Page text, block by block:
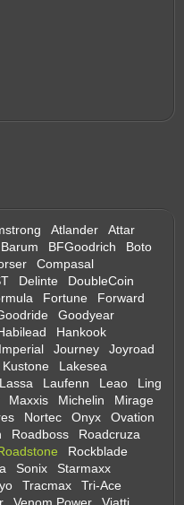
Atlander
Attar
Barum BFGoodrich
Boto
Compasal
Delinte
DoubleCoin
Fortune
Forward
Goodyear
Hankook
Imperial Journey
Joyroad
Kustone
Lakesea
Lassa Laufenn Leao
Ling
Maxxis Michelin
Mirage
Nortec Onyx
Ovation
Roadboss
Roadcruza
Rockblade
Sonix
Starmaxx
Tracmax
Tri-Ace
Venom Power
Viatti